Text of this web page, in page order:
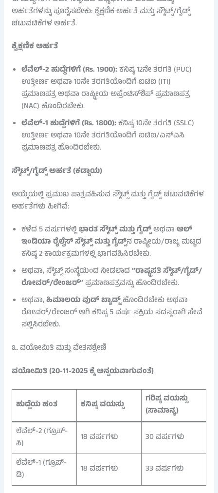
ಅರ್ಹತೆಗಳನ್ನು ಪೂರೈಸಬೇಕು: ಶೈಕ್ಷಣಿಕ ಅರ್ಹತೆ ಮತ್ತು ಸ್ಕೌಟ್ಸ್‌/ಗೈಡ್ಸ್‌
ಚಟುವಟಿಕೆಗಳ ಅರ್ಹತೆ.
ಶೈಕ್ಷಣಿಕ ಅರ್ಹತೆ
ಲೆವೆಲ್-2 ಹುದ್ದೆಗಳಿಗೆ (Rs. 1900):ಕನಿಷ್ಠ 12ನೇ ತರಗತಿ (PUC)
ಉತ್ತೀರ್ಣ ಅಥವಾ 10ನೇ ತರಗತಿಯೊಂದಿಗೆ ಐಟಿಐ (ITI)
ಪ್ರಮಾಣಪತ್ರ ಅಥವಾ ರಾಷ್ಟ್ರೀಯ ಅಪ್ರೆಂಟಿಸ್‌ಶಿಪ್ ಪ್ರಮಾಣಪತ್ರ
(NAC) ಹೊಂದಿರಬೇಕು.
ಲೆವೆಲ್-1 ಹುದ್ದೆಗಳಿಗೆ (Rs. 1800):ಕನಿಷ್ಠ 10ನೇ ತರಗತಿ (SSLC)
ಉತ್ತೀರ್ಣ ಅಥವಾ 10ನೇ ತರಗತಿಯೊಂದಿಗೆ ಐಟಿಐ/ಎನ್‌ಎಸಿ
ಪ್ರಮಾಣಪತ್ರ ಹೊಂದಿರಬೇಕು.
ಸ್ಕೌಟ್ಸ್‌/ಗೈಡ್ಸ್‌ ಅರ್ಹತೆ (ಕಡ್ಡಾಯ)
ಆಯ್ಕೆಯಲ್ಲಿ ಪ್ರಮುಖ ಪಾತ್ರವಹಿಸುವ ಸ್ಕೌಟ್ಸ್‌ ಮತ್ತು ಗೈಡ್ಸ್‌ ಚಟುವಟಿಕೆಗಳ
ಅರ್ಹತೆಗಳು ಹೀಗಿವೆ:
ಕಳೆದ 5 ವರ್ಷಗಳಲ್ಲಿಭಾರತ ಸ್ಕೌಟ್ಸ್‌ ಮತ್ತು ಗೈಡ್ಸ್‌ಅಥವಾಆಲ್‌
ಇಂಡಿಯಾ ರೈಲ್ವೆಸ್ ಸ್ಕೌಟ್ಸ್‌ ಮತ್ತು ಗೈಡ್ಸ್‌ನ ರಾಷ್ಟ್ರೀಯ/ರಾಜ್ಯ ಮಟ್ಟದ
ಕನಿಷ್ಠ 2 ಕಾರ್ಯಕ್ರಮಗಳಲ್ಲಿ ಭಾಗವಹಿಸಿರಬೇಕು.
ಅಥವಾ, ಸ್ಕೌಟ್ಸ್ ಸಂಸ್ಥೆಯಿಂದ ನೀಡಲಾದ“ರಾಷ್ಟ್ರಪತಿ ಸ್ಕೌಟ್/ಗೈಡ್/
ರೋವರ್/ರೇಂಜರ್”ಪ್ರಮಾಣಪತ್ರವನ್ನು ಹೊಂದಿರಬೇಕು.
ಅಥವಾ,ಹಿಮಾಲಯ ವುಡ್ ಬ್ಯಾಡ್ಜ್ಹೊಂದಿರಬೇಕು ಅಥವಾ
ರೋವರ್/ರೇಂಜರ್ ಆಗಿ ಕನಿಷ್ಠ 5 ವರ್ಷ ಸಕ್ರಿಯ ಸದಸ್ಯರಾಗಿ ಸೇವೆ
ಸಲ್ಲಿಸಿರಬೇಕು.
೩. ವಯೋಮಿತಿ ಮತ್ತು ವೇತನಶ್ರೇಣಿ
ವಯೋಮಿತಿ (20-11-2025 ಕ್ಕೆ ಅನ್ವಯವಾಗುವಂತೆ)
ಹುದ್ದೆಯ ಹಂತ ಕನಿಷ್ಠ ವಯಸ್ಸು
ಗರಿಷ್ಠ ವಯಸ್ಸು
(ಸಾಮಾನ್ಯ)
ಲೆವೆಲ್-2 (ಗ್ರೂಪ್‌-
ಸಿ)
18 ವರ್ಷಗಳು 30 ವರ್ಷಗಳು
ಲೆವೆಲ್-1 (ಗ್ರೂಪ್‌-
ಡಿ)
18 ವರ್ಷಗಳು 33 ವರ್ಷಗಳು